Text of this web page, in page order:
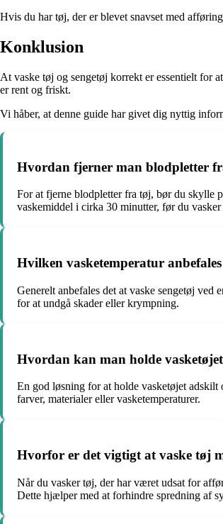
Hvis du har tøj, der er blevet snavset med
Konklusion
At vaske tøj og sengetøj korrekt er essentielt for
er rent og friskt.
Vi håber, at denne guide har givet dig nyttig
Hvordan fjerner man blodpletter
For at fjerne blodpletter fra tøj, bør du skylle
vaskemiddel i cirka 30 minutter, før du
Hvilken vasketemperatur
Generelt anbefales det at vaske sengetøj
for at undgå skader eller krympning.
Hvordan kan man holde
En god løsning for at holde vasketøjet adskilt
farver, materialer eller vasketemperaturer.
Hvorfor er det vigtigt at vaske tøj
Når du vasker tøj, der har været udsat for
Dette hjælper med at forhindre spredning af